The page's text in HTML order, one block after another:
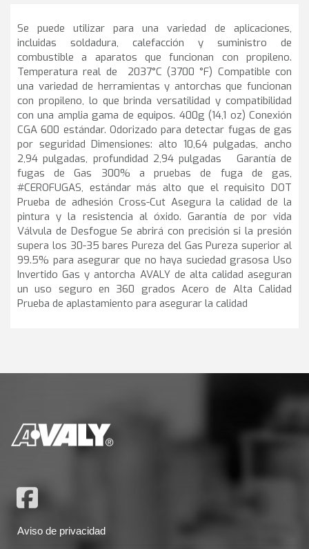
Se puede utilizar para una variedad de aplicaciones,
incluidas soldadura, calefacción y suministro de
combustible a aparatos que funcionan con propileno.
Temperatura real de 2037°C (3700 °F) Compatible con
una variedad de herramientas y antorchas que funcionan
con propileno, lo que brinda versatilidad y compatibilidad
con una amplia gama de equipos. 400g (14,1 oz) Conexión
CGA 600 estándar. Odorizado para detectar fugas de gas
por seguridad Dimensiones: alto 10,64 pulgadas, ancho
2,94 pulgadas, profundidad 2,94 pulgadas Garantía de
fugas de Gas 300% a pruebas de fuga de gas,
#CEROFUGAS, estándar más alto que el requisito DOT
Prueba de adhesión Cross-Cut Asegura la calidad de la
pintura y la resistencia al óxido. Garantía de por vida
Válvula de Desfogue Se abrirá con precisión si la presión
supera los 30-35 bares Pureza del Gas Pureza superior al
99.5% para asegurar que no haya suciedad grasosa Uso
Invertido Gas y antorcha AVALY de alta calidad aseguran
un uso seguro en 360 grados Acero de Alta Calidad
Prueba de aplastamiento para asegurar la calidad
Aviso de privacidad